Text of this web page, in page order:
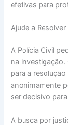
efetivas para
Ajude a Resolver
A Polícia Civil
na investigação.
para a
anonimamente
ser decisivo
A busca por